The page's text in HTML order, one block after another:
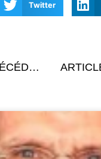
Twitter
ARTICLE PRÉCÉDENT